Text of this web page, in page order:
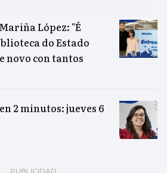
López: "É
do Estado
novo con tantos
2 minutos: jueves 6